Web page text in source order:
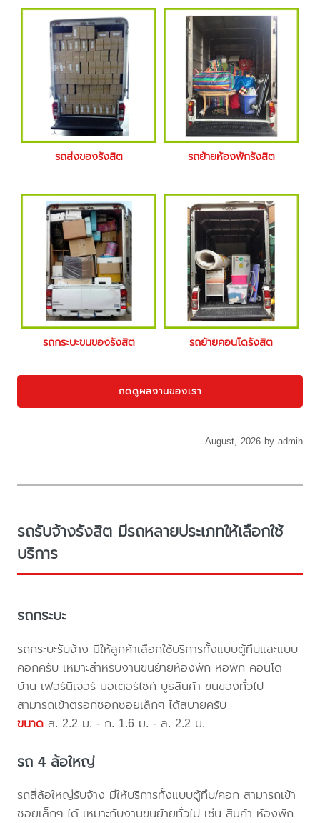
รถส่งของรังสิต รถย้ายห้องพักรังสิต
รถกระบะขนของรังสิต รถย้ายคอนโดรังสิต
กดดูผลงานของเรา
August, 2026 by admin
รถรับจ้างรังสิต มีรถหลายประเภทให้เลือกใช้
บริการ
รถกระบะ
รถกระบะรับจ้าง มีให้ลูกค้าเลือกใช้บริการทั้งแบบตู้ทึบและแบบ
คอกครับ เหมาะสำหรับงานขนย้ายห้องพัก หอพัก คอนโด
บ้าน เฟอร์นิเจอร์ มอเตอร์ไซค์ บูธสินค้า ขนของทั่วไป
สามารถเข้าตรอกซอกซอยเล็กๆ ได้สบายครับ
ขนาด ส. 2.2 ม. - ก. 1.6 ม. - ล. 2.2 ม.
รถ 4 ล้อใหญ่
รถสี่ล้อใหญ่รับจ้าง มีให้บริการทั้งแบบตู้ทึบ/คอก สามารถเข้า
ซอยเล็กๆ ได้ เหมาะกับงานขนย้ายทั่วไป เช่น สินค้า ห้องพัก